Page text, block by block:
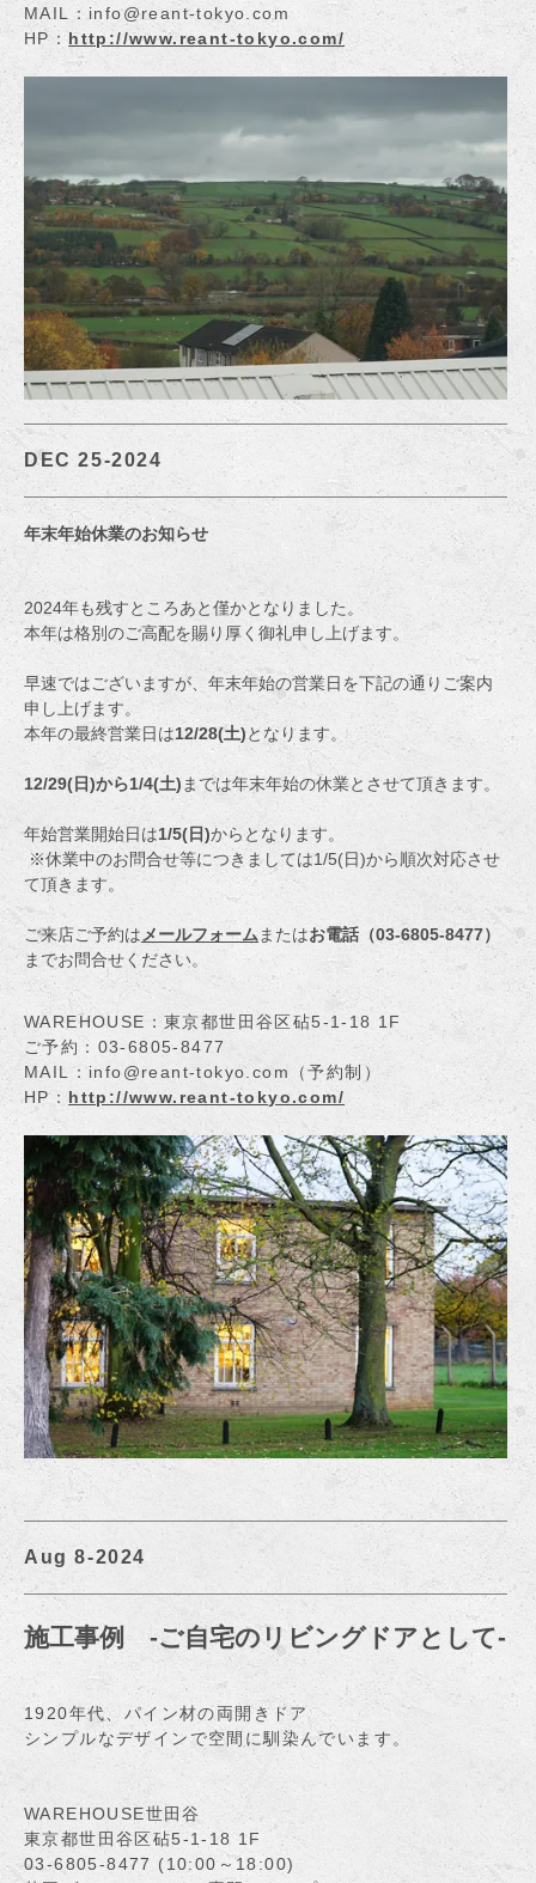
MAIL：info@reant-tokyo.com
HP：http://www.reant-tokyo.com/
DEC 25-2024
年末年始休業のお知らせ
2024年も残すところあと僅かとなりました。
本年は格別のご高配を賜り厚く御礼申し上げます。
早速ではございますが、年末年始の営業日を下記の通りご案内
申し上げます。
本年の最終営業日は12/28(土)となります。
12/29(日)から1/4(土) までは年末年始の休業とさせて頂きます。
年始営業開始日は1/5(日)からとなります。
※休業中のお問合せ等につきましては1/5(日)から順次対応させ
て頂きます。
ご来店ご予約は メールフォーム またはお電話（03-6805-8477）
までお問合せください。
WAREHOUSE：東京都世田谷区砧5-1-18 1F
ご予約：03-6805-8477
MAIL：info@reant-tokyo.com（予約制）
HP： http://www.reant-tokyo.com/
Aug 8-2024
施工事例 -ご自宅のリビングドアとして-
1920年代、パイン材の両開きドア
シンプルなデザインで空間に馴染んでいます。
WAREHOUSE世田谷
東京都世田谷区砧5-1-18 1F
03-6805-8477 (10:00～18:00)